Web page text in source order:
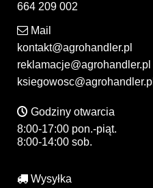
664 209 002
Mail
kontakt@agrohandler.pl
reklamacje@agrohandler.pl
ksiegowosc@agrohandler.pl
Godziny otwarcia
8:00-17:00 pon.-piąt.
8:00-14:00 sob.
Wysyłka